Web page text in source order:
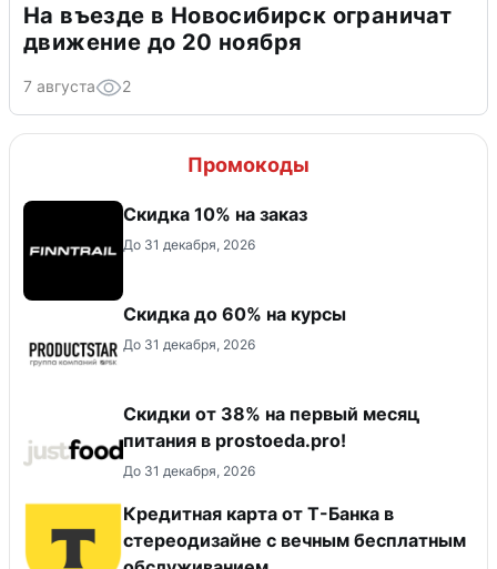
На въезде в Новосибирск ограничат
движение до 20 ноября
7 августа 2
Промокоды
Скидка 10% на заказ
До 31 декабря, 2026
Скидка до 60% на курсы
До 31 декабря, 2026
​Скидки от 38% на первый месяц
питания в prostoeda.pro!
До 31 декабря, 2026
Кредитная карта от Т-Банка в
стереодизайне с вечным бесплатным